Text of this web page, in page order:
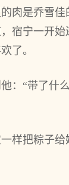
肉是乔雪佳
宿宁一开
了。
：“带了什
样把粽子给